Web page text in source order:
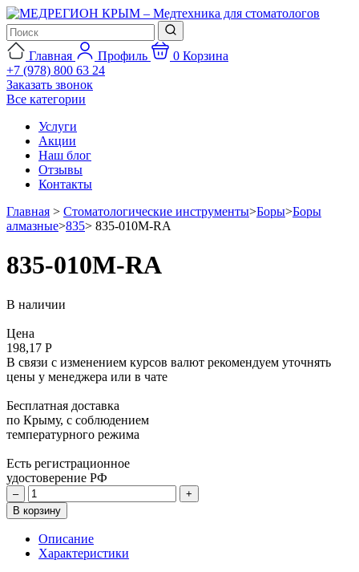
Главная Профиль 0 Корзина
+7 (978) 800 63 24
Заказать звонок
Все категории
Услуги
Акции
Наш блог
Отзывы
Контакты
Главная > Стоматологические инструменты>Боры>Боры
алмазные>835> 835-010M-RA
835-010M-RA
В наличии
Цена
198,17 Р
В связи с изменением курсов валют рекомендуем уточнять
цены у менеджера или в чате
Бесплатная доставка
по Крыму, с соблюдением
температурного режима
Есть регистрационное
удостоверение РФ
–
+
В корзину
Описание
Характеристики